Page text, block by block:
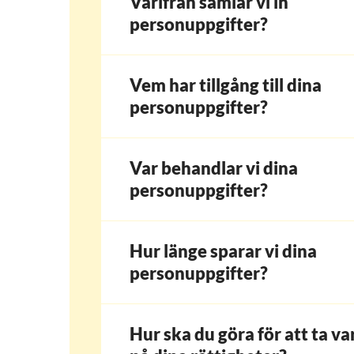
personuppgifter?
Vem har tillgång till dina
personuppgifter?
Var behandlar vi dina
personuppgifter?
Hur länge sparar vi dina
personuppgifter?
Hur ska du göra för att ta